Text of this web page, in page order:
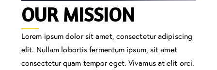
OUR MISSION
Lorem ipsum dolor sit amet, consectetur adipiscing
elit. Nullam lobortis fermentum ipsum, sit amet
consectetur quam tempor eget. Vivamus at elit orci.